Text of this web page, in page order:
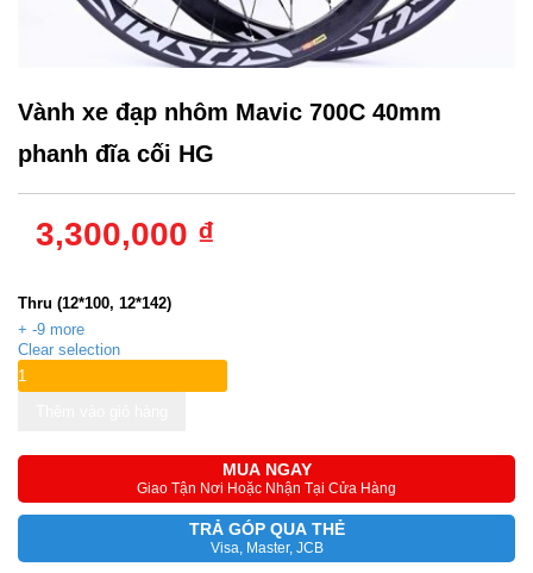
Vành xe đạp nhôm Mavic 700C 40mm
phanh đĩa cối HG
3,300,000 ₫
Thru (12*100, 12*142)
+ -9 more
Clear selection
MUA NGAY
Giao Tận Nơi Hoặc Nhận Tại Cửa Hàng
TRẢ GÓP QUA THẺ
Visa, Master, JCB